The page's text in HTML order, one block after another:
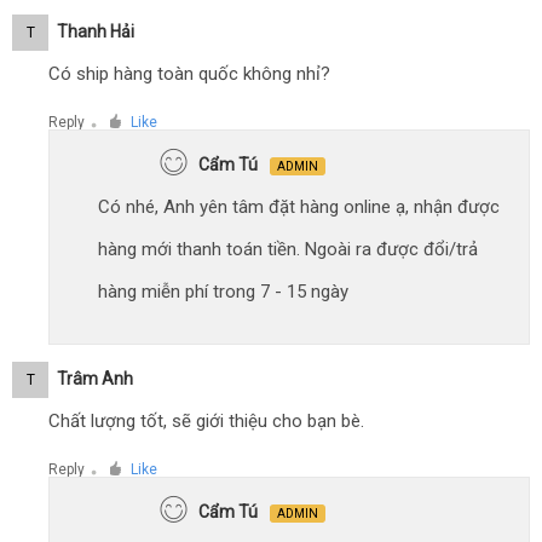
T Thanh Hải
Có ship hàng toàn quốc không nhỉ?
Reply ● Like
Cẩm Tú ADMIN
Có nhé, Anh yên tâm đặt hàng online ạ, nhận được
hàng mới thanh toán tiền. Ngoài ra được đổi/trả
hàng miễn phí trong 7 - 15 ngày
T Trâm Anh
Chất lượng tốt, sẽ giới thiệu cho bạn bè.
Reply ● Like
Cẩm Tú ADMIN